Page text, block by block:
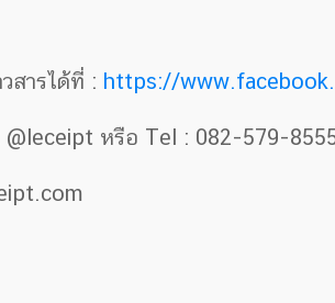
สารได้ที่ : https://
หรือ Tel : 082-579-